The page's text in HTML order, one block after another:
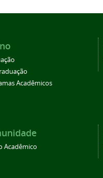
Acadêmicos
Acadêmico